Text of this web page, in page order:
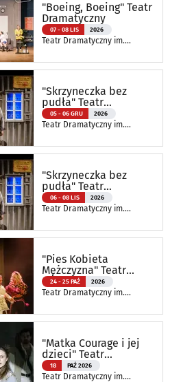
"Boeing, Boeing" Teatr
Dramatyczny
07 - 08 LIS 2026
Teatr Dramatyczny im.
"Skrzyneczka bez
pudła" Teatr
Dramatyczny
05 - 06 GRU 2026
Teatr Dramatyczny im.
"Skrzyneczka bez
pudła" Teatr
Dramatyczny
06 - 08 LIS 2026
Teatr Dramatyczny im.
"Pies Kobieta
Mężczyzna" Teatr
Dramatyczny
24 - 25 PAŹ 2026
Teatr Dramatyczny im.
"Matka Courage i jej
dzieci" Teatr
Dramatyczny
18 PAŹ 2026
Teatr Dramatyczny im.